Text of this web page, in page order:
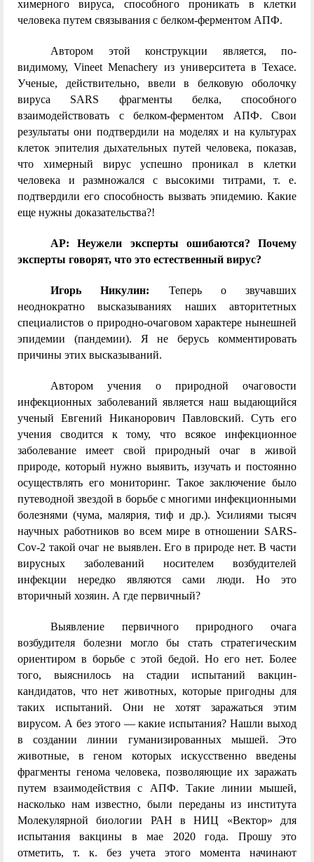
химерного вируса, способного проникать в клетки
человека путем связывания с белком-ферментом АПФ.
Автором этой конструкции является, по-
видимому, Vineet Menachery из университета в Техасе.
Ученые, действительно, ввели в белковую оболочку
вируса SARS фрагменты белка, способного
взаимодействовать с белком-ферментом АПФ. Свои
результаты они подтвердили на моделях и на культурах
клеток эпителия дыхательных путей человека, показав,
что химерный вирус успешно проникал в клетки
человека и размножался с высокими титрами, т. е.
подтвердили его способность вызвать эпидемию. Какие
еще нужны доказательства?!
AP: Неужели эксперты ошибаются? Почему
эксперты говорят, что это естественный вирус?
Игорь Никулин: Теперь о звучавших
неоднократно высказываниях наших авторитетных
специалистов о природно-очаговом характере нынешней
эпидемии (пандемии). Я не берусь комментировать
причины этих высказываний.
Автором учения о природной очаговости
инфекционных заболеваний является наш выдающийся
ученый Евгений Никанорович Павловский. Суть его
учения сводится к тому, что всякое инфекционное
заболевание имеет свой природный очаг в живой
природе, который нужно выявить, изучать и постоянно
осуществлять его мониторинг. Такое заключение было
путеводной звездой в борьбе с многими инфекционными
болезнями (чума, малярия, тиф и др.). Усилиями тысяч
научных работников во всем мире в отношении SARS-
Cov-2 такой очаг не выявлен. Его в природе нет. В части
вирусных заболеваний носителем возбудителей
инфекции нередко являются сами люди. Но это
вторичный хозяин. А где первичный?
Выявление первичного природного очага
возбудителя болезни могло бы стать стратегическим
ориентиром в борьбе с этой бедой. Но его нет. Более
того, выяснилось на стадии испытаний вакцин-
кандидатов, что нет животных, которые пригодны для
таких испытаний. Они не хотят заражаться этим
вирусом. А без этого — какие испытания? Нашли выход
в создании линии гуманизированных мышей. Это
животные, в геном которых искусственно введены
фрагменты генома человека, позволяющие их заражать
путем взаимодействия с АПФ. Такие линии мышей,
насколько нам известно, были переданы из института
Молекулярной биологии РАН в НИЦ «Вектор» для
испытания вакцины в мае 2020 года. Прошу это
отметить, т. к. без учета этого момента начинают